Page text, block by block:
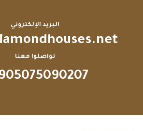
البريد الإلكتروني
تواصلوا معنا